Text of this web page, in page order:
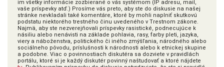
im všetky informácie zozbierané o vás systémom (IP adresu, mail,
vaše príspevky atď.) Prosíme vás preto, aby ste do diskusie na našej
stránke nevkladali také komentáre, ktoré by mohli naplniť skutkovú
podstatu niektorého trestného činu uvedeného v Trestnom zákone.
Najmä, aby ste nezverejňovali príspevky rasistické, podnecujúce k
násiliu alebo nenávisti na základe pohlavia, rasy, farby pleti, jazyka,
viery a náboženstva, politického či iného zmýšľania, národného alebo
sociálneho pôvodu, príslušnosti k národnosti alebo k etnickej skupine
a podobne. Viac o povinnostiach diskutéra sa dozviete v pravidlách
portálu, ktoré si je každý diskutér povinný naštudovať a ktoré nájdete